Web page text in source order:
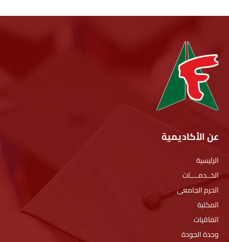
عن الأكاديمية
الرئيسية
الخــدمــــات
الحرم الجامعى
المكتبة
اتفاقيات
وحدة الجودة